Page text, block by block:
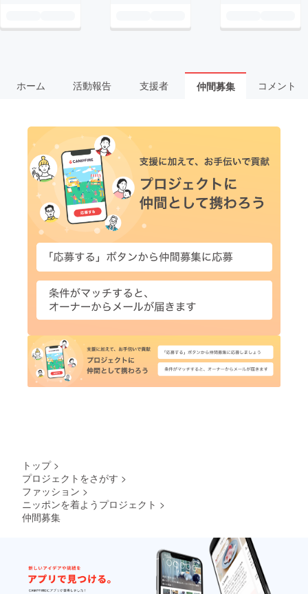
ホーム 活動報告 支援者 仲間募集 コメント
トップ >
プロジェクトをさがす >
ファッション >
ニッポンを着ようプロジェクト >
仲間募集